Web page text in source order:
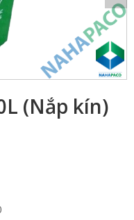
(Nắp kín)